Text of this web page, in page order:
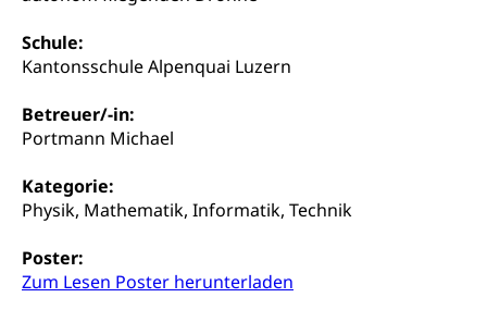
Schule:
Kantonsschule Alpenquai Luzern
Betreuer/-in:
Portmann Michael
Kategorie:
Physik, Mathematik, Informatik, Technik
Poster:
Zum Lesen Poster herunterladen
AHV-Beiträge (WAS Luzern)
Ergänzungsleistungen (EL) (WAS Luzern)
AHV-Altersrente (WAS Luzern)
IV-Leistungen (WAS Luzern)
Erwerbsunfähigkeit, Behinderte
Inklusion im Sport
Kultur und Medien
Bücher, Bundesarchiv, Landesbibliothek
Zentral- und Hochschulbibliothek
Museen, Theater, Bibliotheken